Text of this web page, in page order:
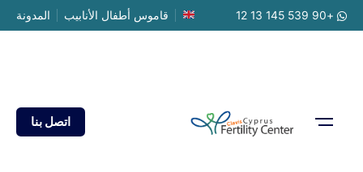
Skip
to
+90 539 145 13 12 المدونة قاموس أطفال الأنابيب
اتصل بنا